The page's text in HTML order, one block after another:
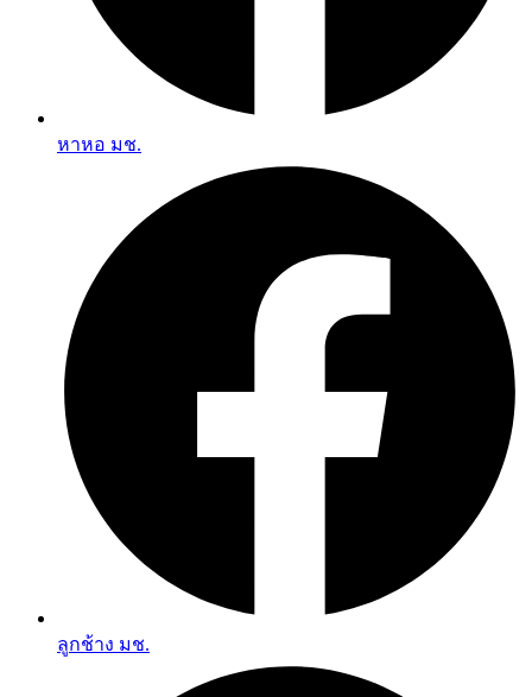
หาหอ มช.
ลูกช้าง มช.